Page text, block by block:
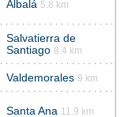
Albalá 5.8 km
Salvatierra de
Santiago 8.4 km
Valdemorales 9 km
Santa Ana 11.9 km